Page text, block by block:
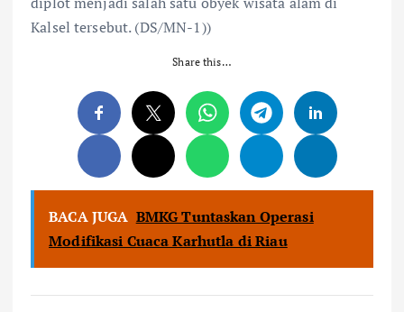
Kalsel tersebut. (DS/MN-1))
Share this…
BACA JUGA BMKG Tuntaskan Operasi
Modifikasi Cuaca Karhutla di Riau